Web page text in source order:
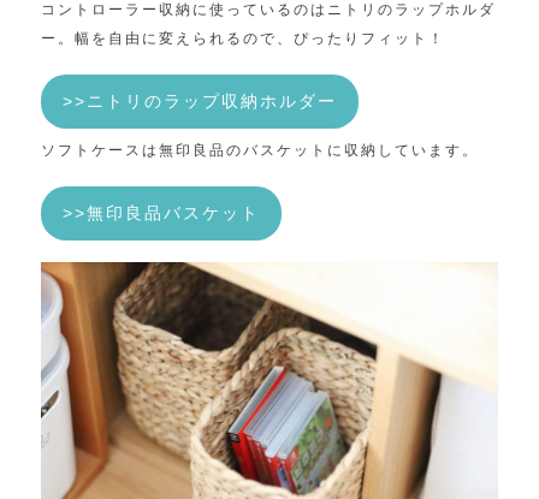
コントローラー収納に使っているのはニトリのラップホルダ
ー。幅を自由に変えられるので、ぴったりフィット！
>>ニトリのラップ収納ホルダー
ソフトケースは無印良品のバスケットに収納しています。
>>無印良品バスケット